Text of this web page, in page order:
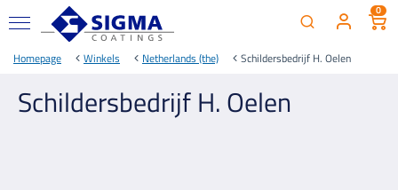
0
Homepage Winkels Netherlands (the) Schildersbedrijf H. Oelen
Schildersbedrijf H. Oelen